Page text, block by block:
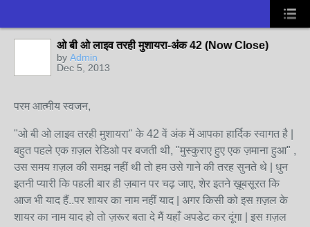
ओ बी ओ लाइव तरही मुशायरा-अंक 42 (Now Close)
by Admin
Dec 5, 2013
परम आत्मीय स्वजन,
"ओ बी ओ लाइव तरही मुशायरा" के 42 वें अंक में आपका हार्दिक स्वागत है |
बहुत पहले एक ग़ज़ल रेडिओ पर बजती थी, "मुस्कुराए हुए एक ज़माना हुआ" ,
उस समय ग़ज़ल की समझ नहीं थी तो हम उसे गाने की तरह सुनते थे | धुन
इतनी प्यारी कि पहली बार ही ज़बान पर चढ़ जाए, शेर इतने ख़ूबसूरत कि
आज भी याद हैं..पर शायर का नाम नहीं याद | अगर किसी को इस ग़ज़ल के
शायर का नाम याद हो तो ज़रूर बता दे मैं यहाँ अपडेट कर दूंगा | इस ग़ज़ल